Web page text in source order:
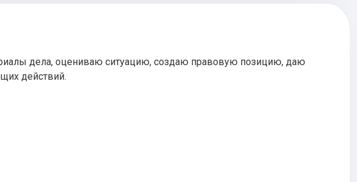
дела, оцениваю ситуацию, создаю правовую позицию, даю
действий.